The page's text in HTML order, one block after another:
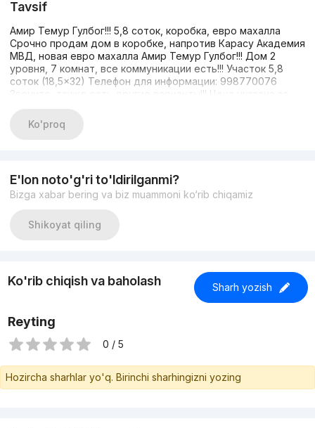
Tavsif
Амир Темур Гулбог!!! 5,8 соток, коробка, евро махалла
Срочно продам дом в коробке, напротив Карасу Академия
МВД, новая евро махалла Амир Темур Гулбог!!! Дом 2
уровня, 7 комнат, все коммуникации есть!!! Участок 5,8
соток (18,5×32) Телефон для информации: 998770076
Звоните, также есть другие варианты!!! Цена указана за
Ko'proq
E'lon noto'g'ri to'ldirilganmi?
Bizga xabar bering va biz muammoni ko‘rib chiqamiz
Shikoyat qiling
Ko'rib chiqish va baholash Sharh yozish
Reyting
0 / 5
Hozircha sharhlar yo'q. Birinchi sharhingizni yozing